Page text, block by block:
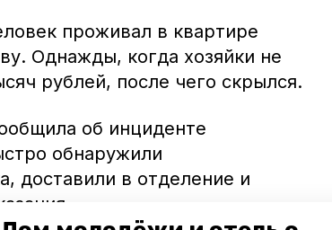
проживал в квартире
Однажды, когда хозяйки не
рублей, после чего скрылся.
об инциденте
обнаружили
доставили в отделение и